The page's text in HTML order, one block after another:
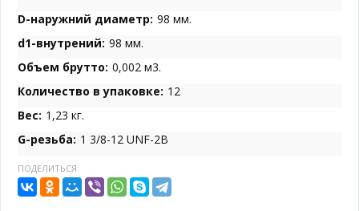
D-наружний диаметр: 98 мм.
d1-внутрений: 98 мм.
Объем брутто: 0,002 м3.
Количество в упаковке: 12
Вес: 1,23 кг.
G-резьба: 1 3/8-12 UNF-2B
ПОДЕЛИТЬСЯ: